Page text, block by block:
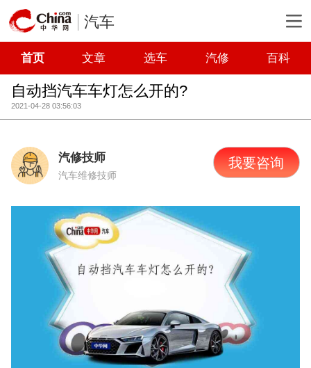
汽车
首页 文章 选车 汽修 百科
自动挡汽车车灯怎么开的?
2021-04-28 03:56:03
汽修技师
汽车维修技师
我要咨询